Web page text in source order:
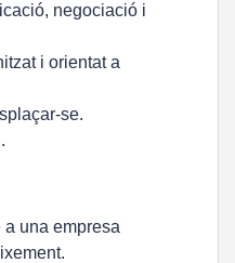
negociació i
i orientat a
se.
a una empresa